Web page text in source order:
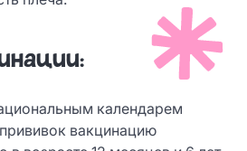
календарем
вакцинацию